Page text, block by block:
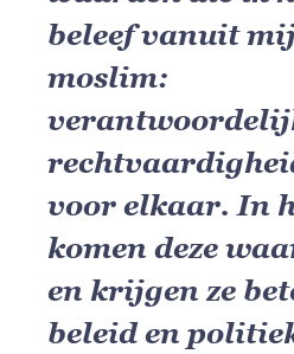
beleef vanuit
moslim:
voor elkaar. In
komen deze
en krijgen ze
beleid en